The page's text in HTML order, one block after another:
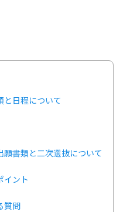
と日程について
書類と二次選抜について
イント
質問